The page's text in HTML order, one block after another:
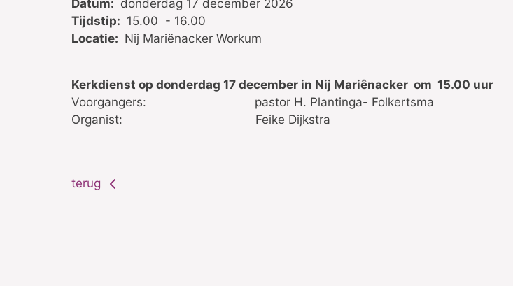
Datum: donderdag 17 december 2026
Tijdstip: 15.00 - 16.00
Locatie: Nij Mariënacker Workum
Kerkdienst op donderdag 17 december in Nij Mariênacker om 15.00 uur
Voorgangers: pastor H. Plantinga- Folkertsma
Organist: Feike Dijkstra
terug